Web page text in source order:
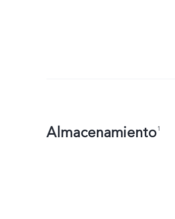
Almacenamiento1